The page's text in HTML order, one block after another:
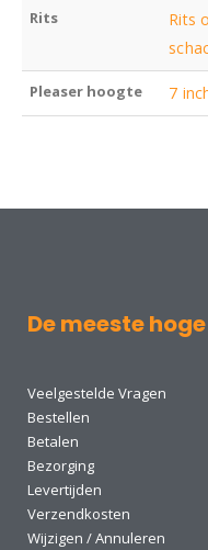
Rits
Rits
Pleaser hoogte 7
De meeste
Veelgestelde Vragen
Bestellen
Betalen
Bezorging
Levertijden
Verzendkosten
Wijzigen / Annuleren